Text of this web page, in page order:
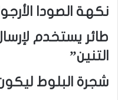
نكهة الصودا
طائر يستخدم
التنين”
شجرة البلوط